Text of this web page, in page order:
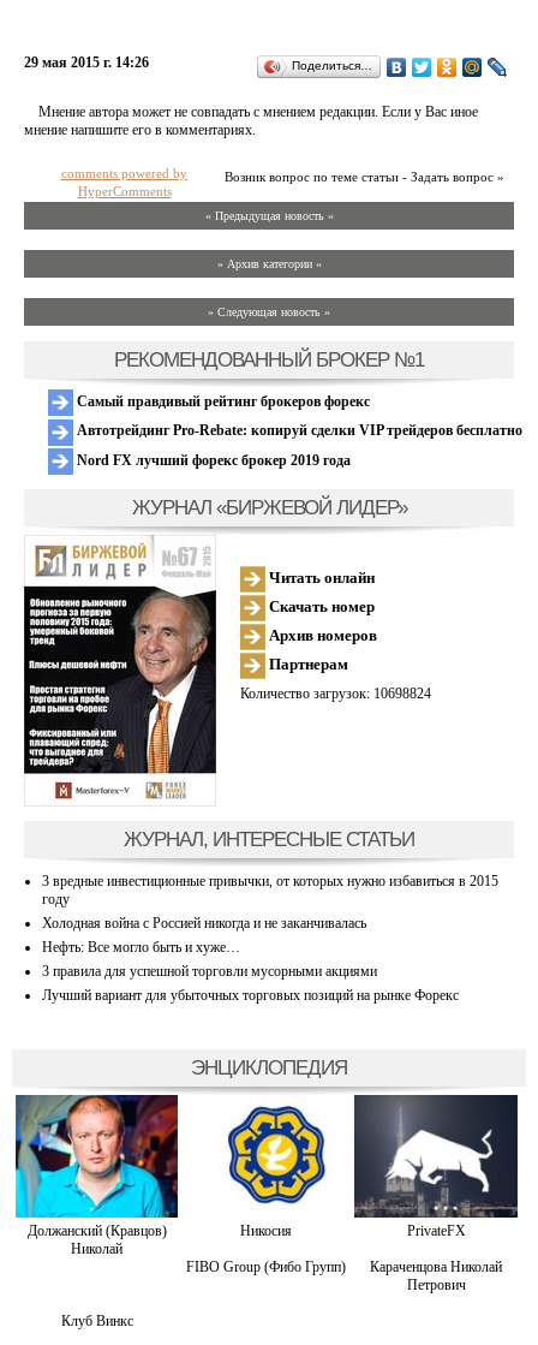
29 мая 2015 г. 14:26 Поделиться…
Мнение автора может не совпадать с мнением редакции. Если у Вас иное
мнение напишите его в комментариях.
Возник вопрос по теме статьи - Задать вопрос »
comments powered by
HyperComments
« Предыдущая новость «
» Архив категории «
» Следующая новость »
РЕКОМЕНДОВАННЫЙ БРОКЕР №1
Самый правдивый рейтинг брокеров форекс
Автотрейдинг Pro-Rebate: копируй сделки VIP трейдеров бесплатно
Nord FX лучший форекс брокер 2019 года
ЖУРНАЛ «БИРЖЕВОЙ ЛИДЕР»
Читать онлайн
Скачать номер
Архив номеров
Партнерам
Количество загрузок: 10698824
ЖУРНАЛ, ИНТЕРЕСНЫЕ СТАТЬИ
3 вредные инвестиционные привычки, от которых нужно избавиться в 2015
году
Холодная война с Россией никогда и не заканчивалась
Нефть: Все могло быть и хуже…
3 правила для успешной торговли мусорными акциями
Лучший вариант для убыточных торговых позиций на рынке Форекс
ЭНЦИКЛОПЕДИЯ
Должанский (Кравцов)
Николай
Никосия PrivateFX
FIBO Group (Фибо Групп)
Караченцова Николай
Петрович
Клуб Винкс